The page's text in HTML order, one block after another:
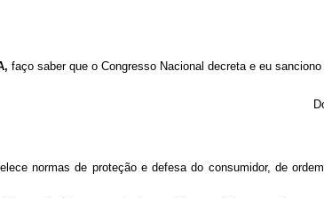
faço saber que o Congresso Nacional decreta e eu
normas de proteção e defesa do consumidor, de